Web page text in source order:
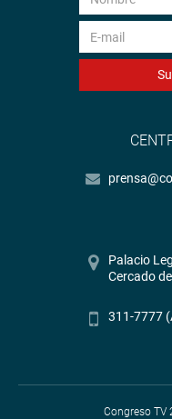
Palacio
Cercado
311-7777
Congreso TV